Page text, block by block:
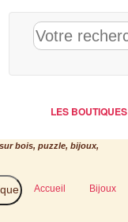
LES BOUTIQUES
bois, puzzle, bijoux,
Accueil Bijoux